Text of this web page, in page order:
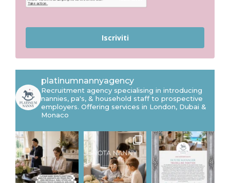
Iscriviti
platinumnannyagency
Recruitment agency specialising in introducing
nannies, pa's, & household staff to prospective
employers. Offering services in London, Dubai &
Monaco